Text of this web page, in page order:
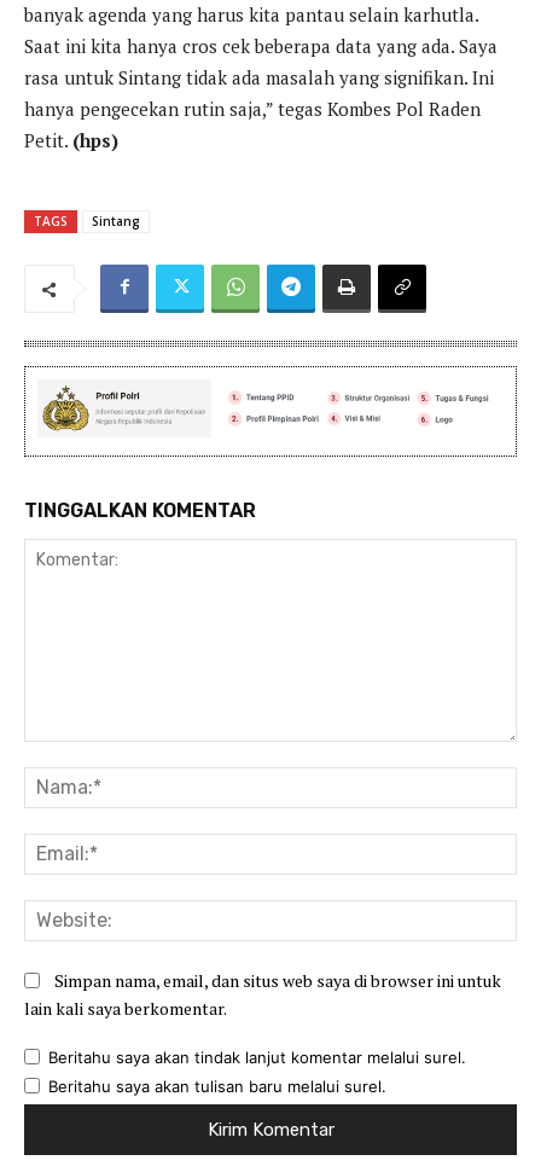
banyak agenda yang harus kita pantau selain karhutla.
Saat ini kita hanya cros cek beberapa data yang ada. Saya
rasa untuk Sintang tidak ada masalah yang signifikan. Ini
hanya pengecekan rutin saja,” tegas Kombes Pol Raden
Petit. (hps)
TAGS Sintang
TINGGALKAN KOMENTAR
Simpan nama, email, dan situs web saya di browser ini untuk
lain kali saya berkomentar.
Beritahu saya akan tindak lanjut komentar melalui surel.
Beritahu saya akan tulisan baru melalui surel.